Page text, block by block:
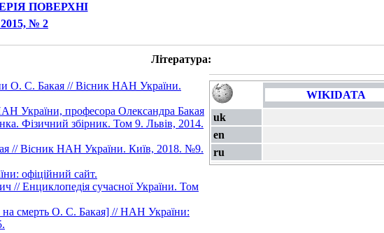
ПОВЕРХНІ
2015, № 2
Література:
О. С. Бакая // Вісник НАН України.
України, професора Олександра Бакая
Фізичний збірник. Том 9. Львів, 2014.
// Вісник НАН України. Київ, 2018. №9.
офіційний сайт.
// Енциклопедія сучасної України. Том
на смерть О. С. Бакая] // НАН України:
WIKIDATA
uk
en
ru